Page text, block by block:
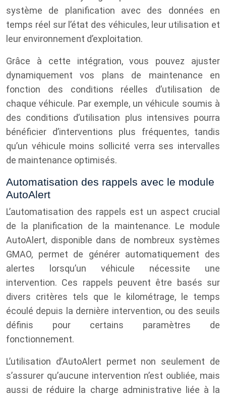
système de planification avec des données en
temps réel sur l’état des véhicules, leur utilisation et
leur environnement d’exploitation.
Grâce à cette intégration, vous pouvez ajuster
dynamiquement vos plans de maintenance en
fonction des conditions réelles d’utilisation de
chaque véhicule. Par exemple, un véhicule soumis à
des conditions d’utilisation plus intensives pourra
bénéficier d’interventions plus fréquentes, tandis
qu’un véhicule moins sollicité verra ses intervalles
de maintenance optimisés.
Automatisation des rappels avec le module
AutoAlert
L’automatisation des rappels est un aspect crucial
de la planification de la maintenance. Le module
AutoAlert, disponible dans de nombreux systèmes
GMAO, permet de générer automatiquement des
alertes lorsqu’un véhicule nécessite une
intervention. Ces rappels peuvent être basés sur
divers critères tels que le kilométrage, le temps
écoulé depuis la dernière intervention, ou des seuils
définis pour certains paramètres de
fonctionnement.
L’utilisation d’AutoAlert permet non seulement de
s’assurer qu’aucune intervention n’est oubliée, mais
aussi de réduire la charge administrative liée à la